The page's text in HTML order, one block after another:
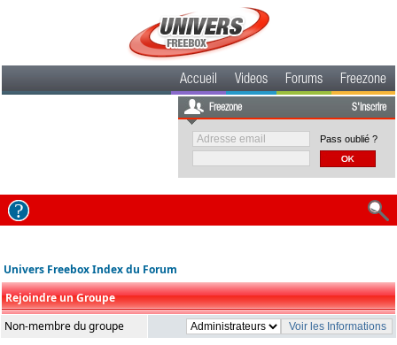
Accueil Videos Forums Freezone
Freezone S'inscrire
Pass oublié ?
Univers Freebox Index du Forum
Rejoindre un Groupe
Non-membre du groupe